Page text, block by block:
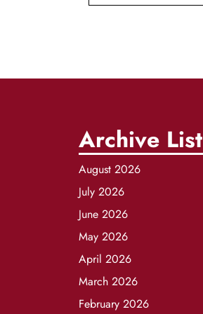
navigation
Archive List
August 2026
July 2026
June 2026
May 2026
April 2026
March 2026
February 2026